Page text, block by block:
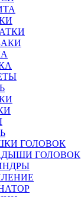
ГОЛОВОК
ГОЛОВОК